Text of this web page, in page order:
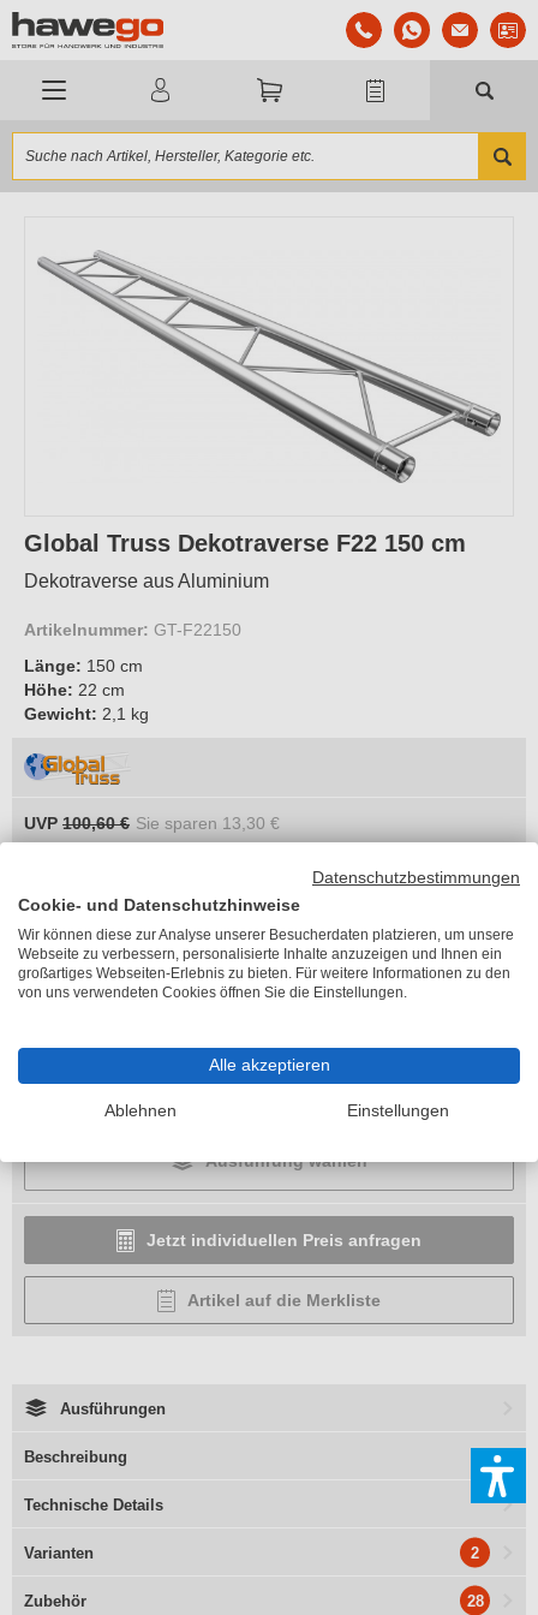
Global Truss Dekotraverse F22 150 cm
Dekotraverse aus Aluminium
Artikelnummer: GT-F22150
Länge: 150 cm
Höhe: 22 cm
Gewicht: 2,1 kg
UVP 100,60 € Sie sparen 13,30 €
Lieferzeit 4-6 Wochen
Länge
In den Warenkorb
Ausführung wählen
Jetzt individuellen Preis anfragen
Artikel auf die Merkliste
Ausführungen
Beschreibung
Technische Details
Varianten 2
Zubehör 28
Datenschutzbestimmungen
Cookie- und Datenschutzhinweise
Wir können diese zur Analyse unserer Besucherdaten platzieren, um unsere
Webseite zu verbessern, personalisierte Inhalte anzuzeigen und Ihnen ein
großartiges Webseiten-Erlebnis zu bieten. Für weitere Informationen zu den
von uns verwendeten Cookies öffnen Sie die Einstellungen.
Alle akzeptieren
Ablehnen Einstellungen